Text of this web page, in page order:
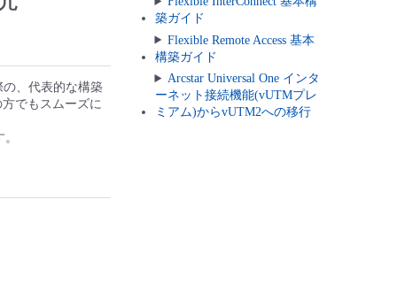
の、代表的な構築
でもスムーズに
築ガイド
Flexible Remote Access 基本
構築ガイド
Arcstar Universal One インタ
ーネット接続機能(vUTMプレ
ミアム)からvUTM2への移行